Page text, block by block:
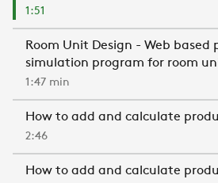
1:51
Room Unit Design - Web based
simulation program for room
1:47 min
How to add and calculate
2:46